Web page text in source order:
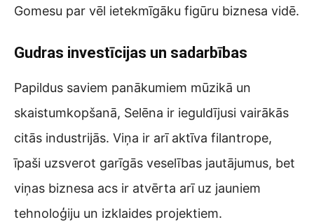
Gomesu par vēl ietekmīgāku figūru biznesa vidē.
Gudras investīcijas un sadarbības
Papildus saviem panākumiem mūzikā un
skaistumkopšanā, Selēna ir ieguldījusi vairākās
citās industrijās. Viņa ir arī aktīva filantrope,
īpaši uzsverot garīgās veselības jautājumus, bet
viņas biznesa acs ir atvērta arī uz jauniem
tehnoloģiju un izklaides projektiem.